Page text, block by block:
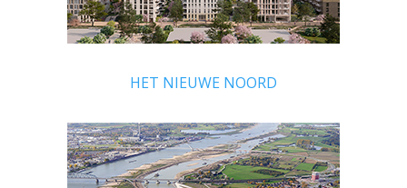
HET NIEUWE NOORD